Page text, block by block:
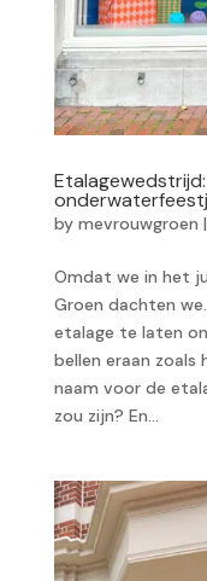
by mevrouwgroen |
Omdat we in het
Groen dachten
etalage te laten
bellen eraan zoals
naam voor de
zou zijn? En...